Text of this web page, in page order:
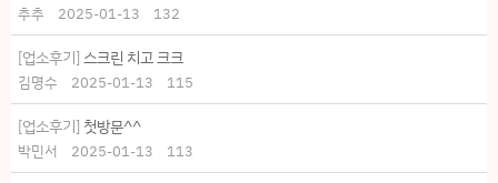
추추 2025-01-13 132
[업소후기] 스크린 치고 크크
김명수 2025-01-13 115
[업소후기] 첫방문^^
박민서 2025-01-13 113